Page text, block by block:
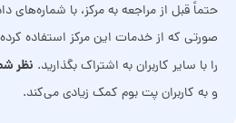
حتماً قبل از مراجعه به مرکز، با شماره‌های
صورتی که از خدمات این مرکز استفاده
را با سایر کاربران به اشتراک بگذارید. نظر
و به کاربران پت بوم کمک زیادی می‌کند.